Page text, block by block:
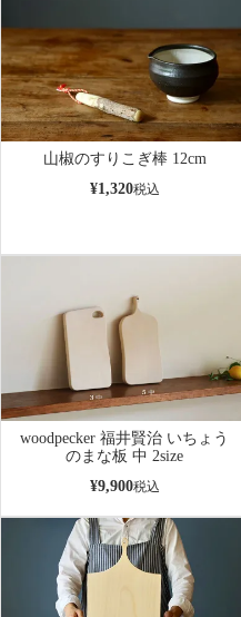
山椒のすりこぎ棒 12cm
¥1,320税込
woodpecker 福井賢治 いちょう
のまな板 中 2size
¥9,900税込